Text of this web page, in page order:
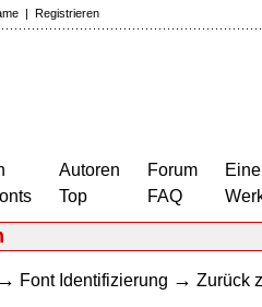
| Registrieren
Autoren
Top
Forum
FAQ
→ Font Identifizierung → Zurück